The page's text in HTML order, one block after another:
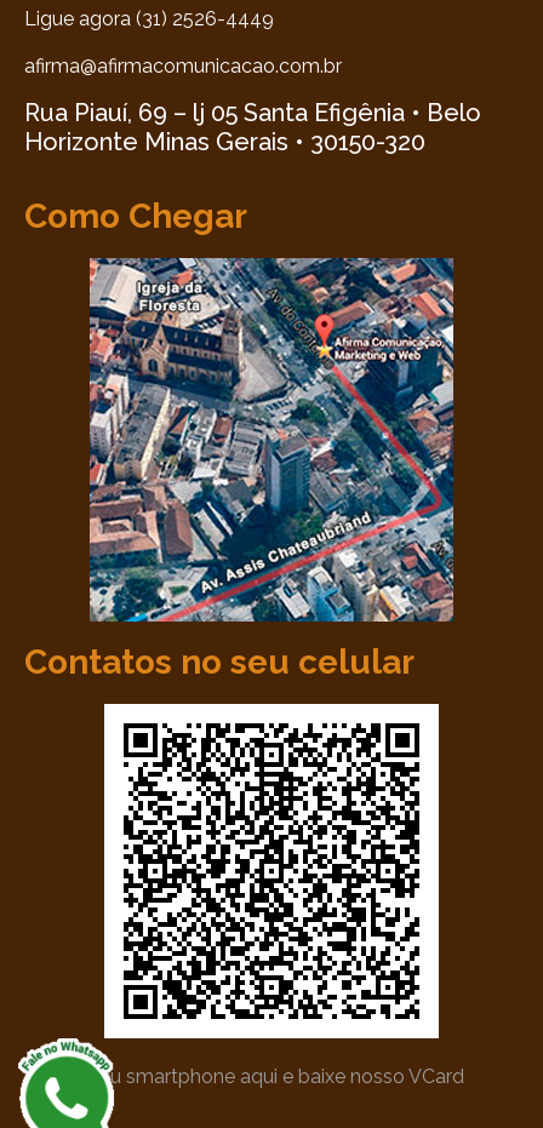
Ligue agora (31) 2526-4449
afirma@afirmacomunicacao.com.br
Rua Piauí, 69 – lj 05 Santa Efigênia • Belo
Horizonte Minas Gerais • 30150-320
Como Chegar
Contatos no seu celular
*Utilize seu smartphone aqui e baixe nosso VCard